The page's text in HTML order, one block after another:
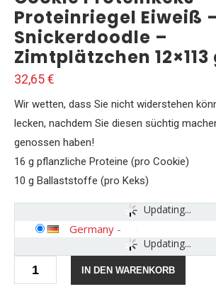
Proteinriegel Eiweiß
Snickerdoodle –
Zimtplätzchen 12×113
32,65€
Wir wetten, dass Sie nicht widerstehen
lecken, nachdem Sie diesen süchtig
genossen haben!
16 g pflanzliche Proteine ​​(pro Cookie)
10 g Ballaststoffe (pro Keks)
Updating...
Updating...
Germany -
Larry's
IN DEN WARENKORB